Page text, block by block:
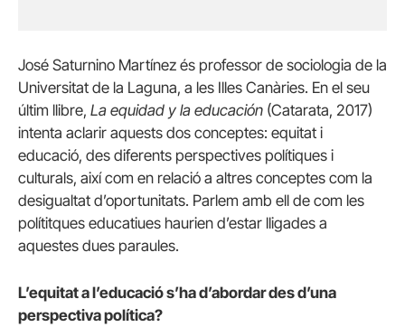
José Saturnino Martínez és professor de sociologia de la
Universitat de la Laguna, a les Illes Canàries. En el seu
últim llibre, La equidad y la educación (Catarata, 2017)
intenta aclarir aquests dos conceptes: equitat i
educació, des diferents perspectives polítiques i
culturals, així com en relació a altres conceptes com la
desigualtat d’oportunitats. Parlem amb ell de com les
polítitques educatiues haurien d’estar lligades a
aquestes dues paraules.
L’equitat a l’educació s’ha d’abordar des d’una
perspectiva política?